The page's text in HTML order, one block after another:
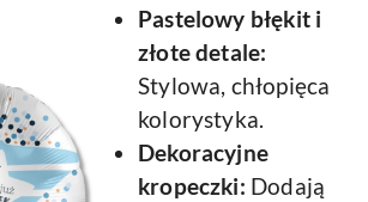
Pastelowy błękit i
złote detale:
Stylowa, chłopięca
kolorystyka.
Dekoracyjne
kropeczki: Dodają